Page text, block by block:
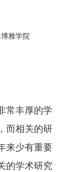
雅学院
常丰厚的学
而相关的研
来少有重要
的学术研究